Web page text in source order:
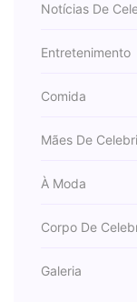
Notícias De
Entretenimento
Comida
Mães De
À Moda
Corpo De
Galeria